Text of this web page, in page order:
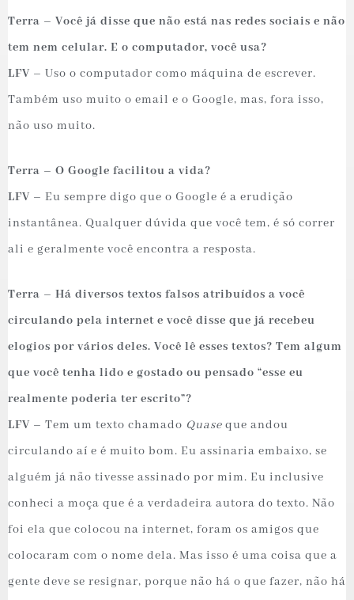
Terra – Você já disse que não está nas redes sociais e não
tem nem celular. E o computador, você usa?
LFV – Uso o computador como máquina de escrever.
Também uso muito o email e o Google, mas, fora isso,
não uso muito.
Terra – O Google facilitou a vida?
LFV – Eu sempre digo que o Google é a erudição
instantânea. Qualquer dúvida que você tem, é só correr
ali e geralmente você encontra a resposta.
Terra – Há diversos textos falsos atribuídos a você
circulando pela internet e você disse que já recebeu
elogios por vários deles. Você lê esses textos? Tem algum
que você tenha lido e gostado ou pensado “esse eu
realmente poderia ter escrito”?
LFV – Tem um texto chamado Quase que andou
circulando aí e é muito bom. Eu assinaria embaixo, se
alguém já não tivesse assinado por mim. Eu inclusive
conheci a moça que é a verdadeira autora do texto. Não
foi ela que colocou na internet, foram os amigos que
colocaram com o nome dela. Mas isso é uma coisa que a
gente deve se resignar, porque não há o que fazer, não há